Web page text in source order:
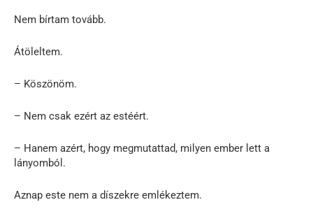
Nem bírtam tovább.
Átöleltem.
– Köszönöm.
– Nem csak ezért az estéért.
– Hanem azért, hogy megmutattad, milyen ember lett a
lányomból.
Aznap este nem a díszekre emlékeztem.